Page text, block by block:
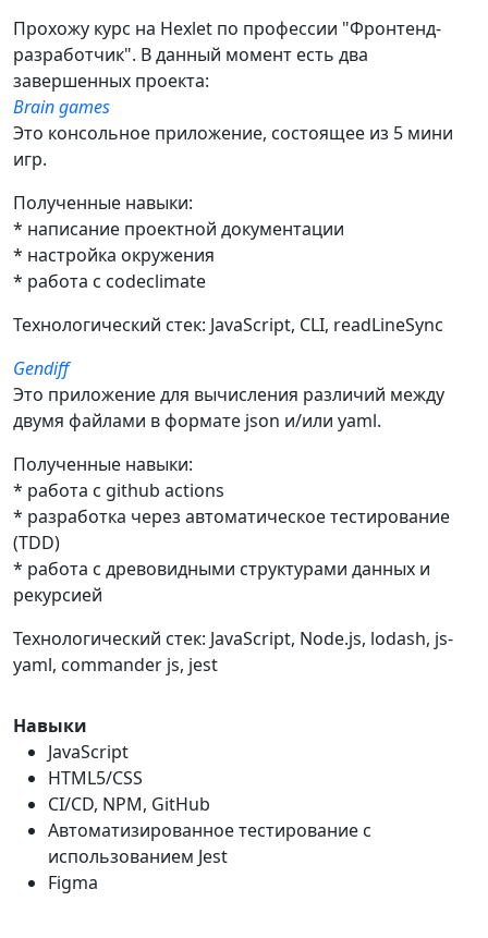
Прохожу курс на Hexlet по профессии "Фронтенд-
разработчик". В данный момент есть два
завершенных проекта:
Brain games
Это консольное приложение, состоящее из 5 мини
игр.
Полученные навыки:
* написание проектной документации
* настройка окружения
* работа с codeclimate
Технологический стек: JavaScript, CLI, readLineSync
Gendiff
Это приложение для вычисления различий между
двумя файлами в формате json и/или yaml.
Полученные навыки:
* работа с github actions
* разработка через автоматическое тестирование
(TDD)
* работа с древовидными структурами данных и
рекурсией
Технологический стек: JavaScript, Node.js, lodash, js-
yaml, commander js, jest
Навыки
JavaScript
HTML5/CSS
CI/CD, NPM, GitHub
Автоматизированное тестирование с
использованием Jest
Figma